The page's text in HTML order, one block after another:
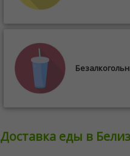
Доставка еды в